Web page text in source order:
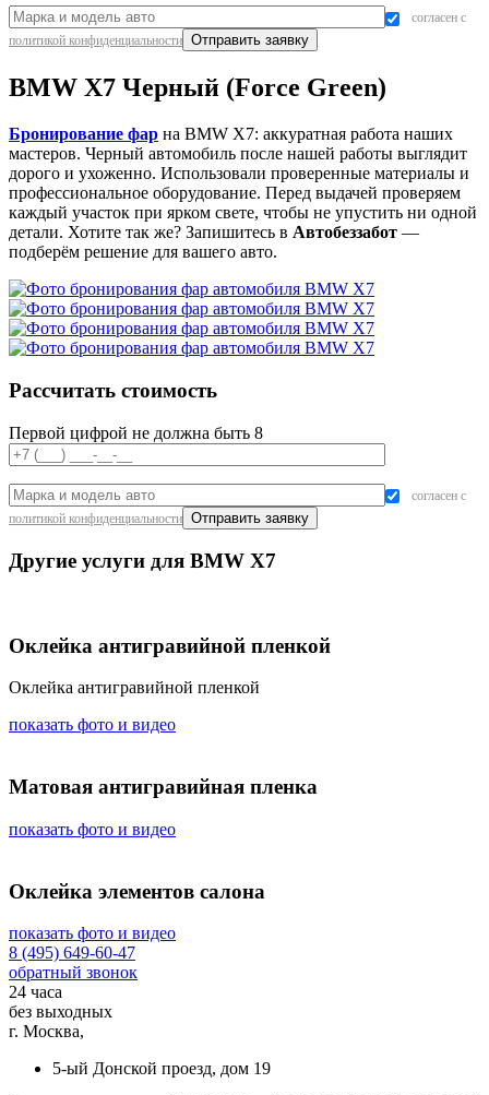
согласен с
политикой конфиденциальности
BMW X7 Черный (Force Green)
Бронирование фар на BMW X7: аккуратная работа наших
мастеров. Черный автомобиль после нашей работы выглядит
дорого и ухоженно. Использовали проверенные материалы и
профессиональное оборудование. Перед выдачей проверяем
каждый участок при ярком свете, чтобы не упустить ни одной
детали. Хотите так же? Запишитесь в Автобеззабот —
подберём решение для вашего авто.
Рассчитать стоимость
Первой цифрой не должна быть 8
согласен с
политикой конфиденциальности
Другие услуги для BMW X7
Оклейка антигравийной пленкой
Оклейка антигравийной пленкой
показать фото и видео
Матовая антигравийная пленка
показать фото и видео
Оклейка элементов салона
показать фото и видео
8 (495) 649-60-47
обратный звонок
24 часа
без выходных
г. Москва,
5-ый Донской проезд, дом 19